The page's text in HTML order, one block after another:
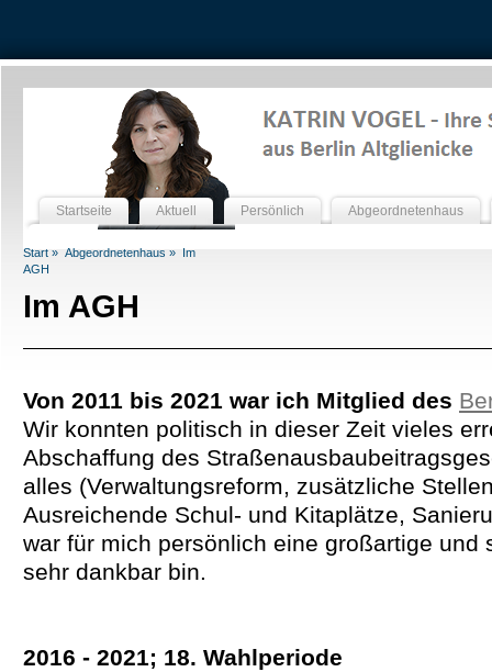
Startseite Aktuell Persönlich Abgeordnetenhaus
Start » Abgeordnetenhaus » Im
AGH
Im AGH
Von 2011 bis 2021 war ich Mitglied des
Wir konnten politisch in dieser Zeit vieles
Abschaffung des
alles (Verwaltungsreform, zusätzliche
Ausreichende Schul- und Kitaplätze,
war für mich persönlich eine großartige
sehr dankbar bin.
2016 - 2021; 18. Wahlperiode